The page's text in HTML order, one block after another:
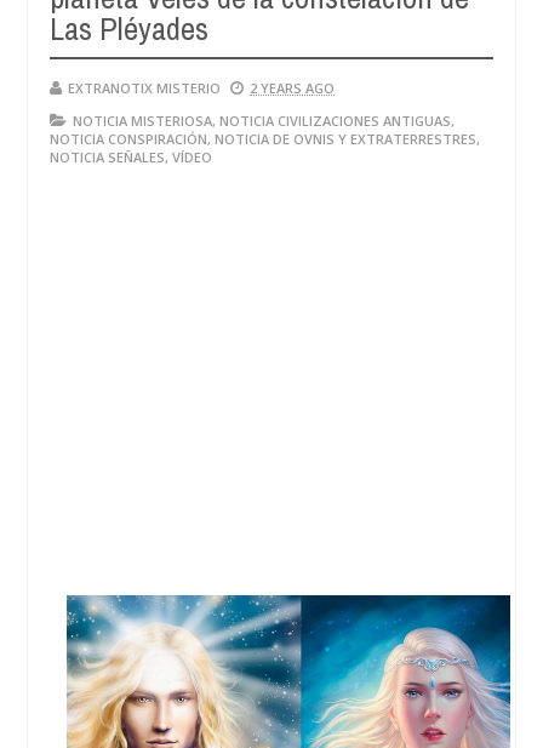
Las Pléyades
EXTRANOTIX MISTERIO
2 YEARS AGO
NOTICIA MISTERIOSA, NOTICIA CIVILIZACIONES ANTIGUAS,
NOTICIA CONSPIRACIÓN, NOTICIA DE OVNIS Y EXTRATERRESTRES,
NOTICIA SEÑALES, VÍDEO